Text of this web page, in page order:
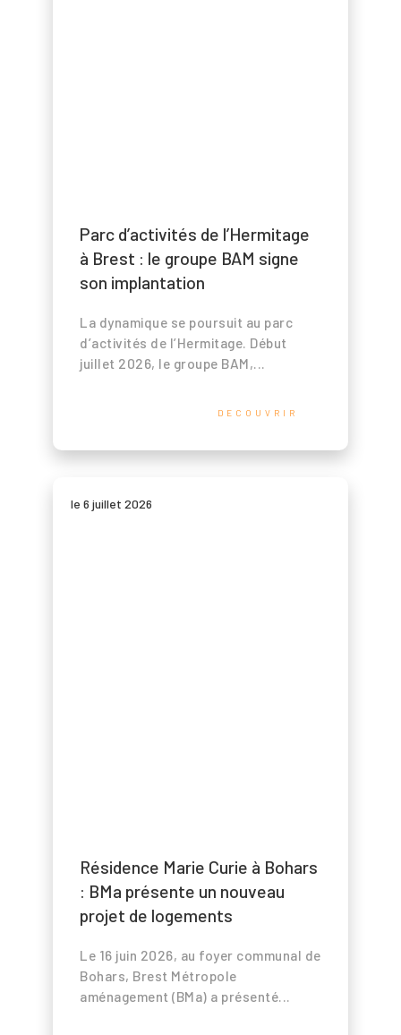
Contact
Presse
Newsletter
Search Button
Parc d’activités de l’Hermitage
à Brest : le groupe BAM signe
son implantation
La dynamique se poursuit au parc
d’activités de l’Hermitage. Début
juillet 2026, le groupe BAM,...
DECOUVRIR
le 6 juillet 2026
Résidence Marie Curie à Bohars
: BMa présente un nouveau
projet de logements
Le 16 juin 2026, au foyer communal de
Bohars, Brest Métropole
aménagement (BMa) a présenté...